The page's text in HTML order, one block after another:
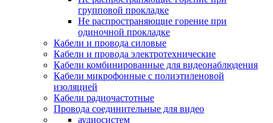
групповой прокладке
Не распространяющие горение при
одиночной прокладке
Кабели и провода силовые
Кабели и провода электротехнические
Кабели комбинированные для видеонаблюдения
Кабели микрофонные с полиэтиленовой
изоляцией
Кабели радиочастотные
Провода соединительные для видео
аудиосистем